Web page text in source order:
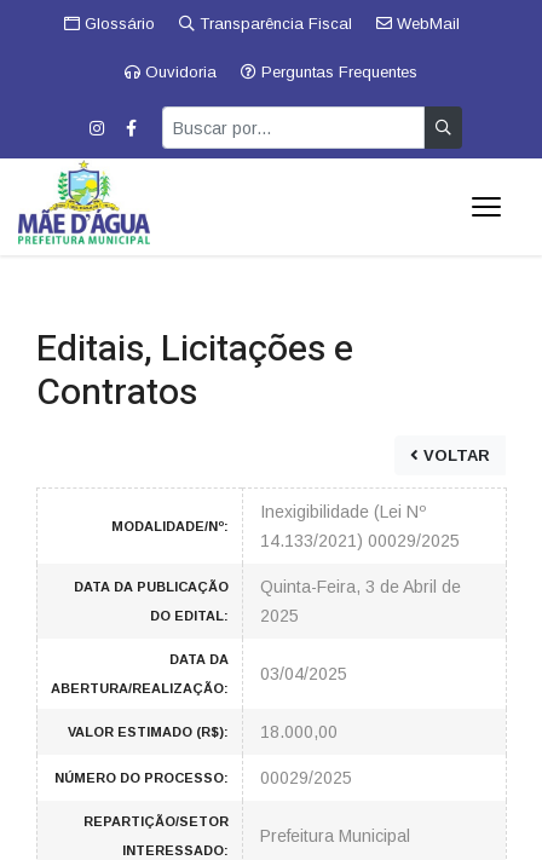
Glossário Transparência Fiscal WebMail
Ouvidoria Perguntas Frequentes
Editais, Licitações e
Contratos
VOLTAR
MODALIDADE/Nº:
Inexigibilidade (Lei Nº
14.133/2021) 00029/2025
DATA DA PUBLICAÇÃO
DO EDITAL:
Quinta-Feira, 3 de Abril de
2025
DATA DA
ABERTURA/REALIZAÇÃO:
03/04/2025
VALOR ESTIMADO (R$): 18.000,00
NÚMERO DO PROCESSO: 00029/2025
REPARTIÇÃO/SETOR
INTERESSADO:
Prefeitura Municipal